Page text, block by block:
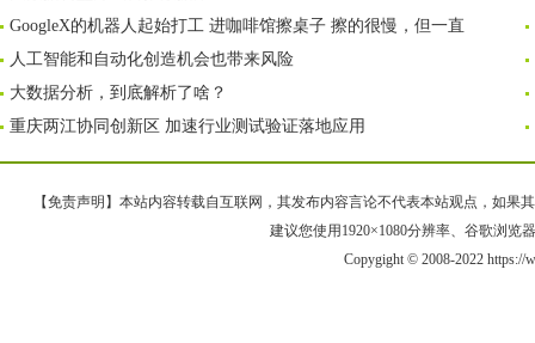
GoogleX的机器人起始打工 进咖啡馆擦桌子 擦的很慢，但一直
人工智能和自动化创造机会也带来风险
大数据分析，到底解析了啥？
重庆两江协同创新区 加速行业测试验证落地应用
【免责声明】本站内容转载自互联网，其发布内容言论不代表本站观点，如果
建议您使用1920×1080分辨率、谷歌浏览
Copygight © 2008-2022 https://